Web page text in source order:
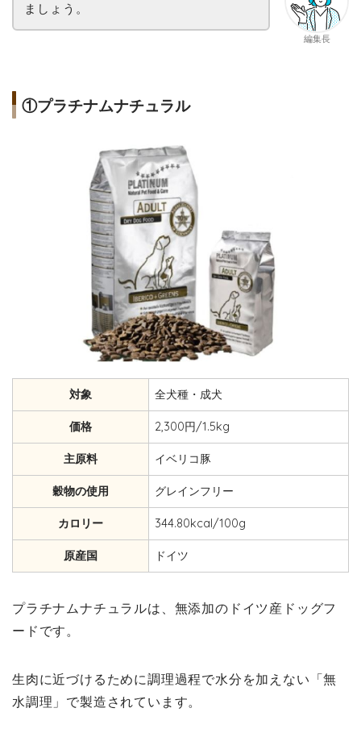
編集長
ましょう。
①プラチナムナチュラル
対象 全犬種・成犬
価格 2,300円/1.5kg
主原料 イベリコ豚
穀物の使用 グレインフリー
カロリー 344.80kcal/100g
原産国 ドイツ
プラチナムナチュラルは、無添加のドイツ産ドッグフ
ードです。
生肉に近づけるために調理過程で水分を加えない「無
水調理」で製造されています。